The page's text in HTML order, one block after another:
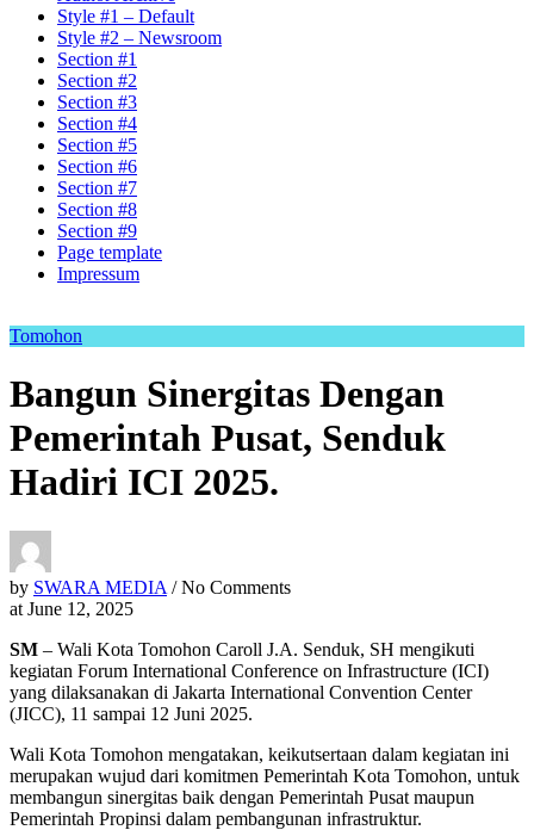
Style #1 – Default
Style #2 – Newsroom
Section #1
Section #2
Section #3
Section #4
Section #5
Section #6
Section #7
Section #8
Section #9
Page template
Impressum
Tomohon
Bangun Sinergitas Dengan
Pemerintah Pusat, Senduk
Hadiri ICI 2025.
by SWARA MEDIA / No Comments
at June 12, 2025
SM – Wali Kota Tomohon Caroll J.A. Senduk, SH mengikuti
kegiatan Forum International Conference on Infrastructure (ICI)
yang dilaksanakan di Jakarta International Convention Center
(JICC), 11 sampai 12 Juni 2025.
Wali Kota Tomohon mengatakan, keikutsertaan dalam kegiatan ini
merupakan wujud dari komitmen Pemerintah Kota Tomohon, untuk
membangun sinergitas baik dengan Pemerintah Pusat maupun
Pemerintah Propinsi dalam pembangunan infrastruktur.